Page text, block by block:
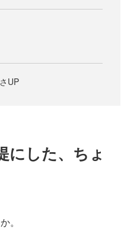
UP
にした、ちょ
。